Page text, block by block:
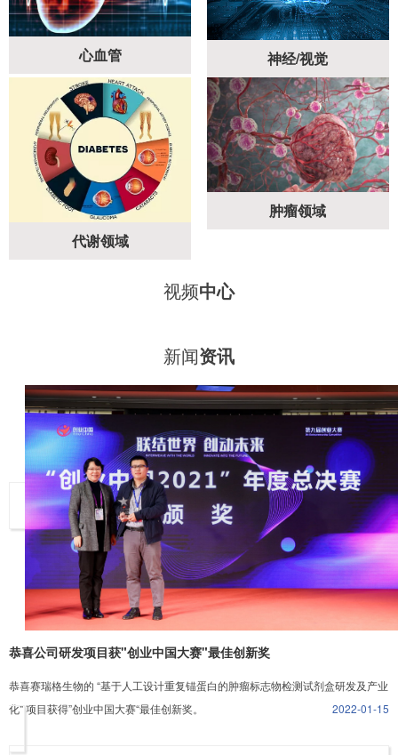
心血管 神经/视觉
代谢领域
肿瘤领域
视频中心
新闻资讯
恭喜公司研发项目获"创业中国大赛"最佳创新奖
恭喜赛瑞格生物的 “基于人工设计重复锚蛋白的肿瘤标志物检测试剂盒研发及产业
化" 项目获得”创业中国大赛“最佳创新奖。
2022-01-15